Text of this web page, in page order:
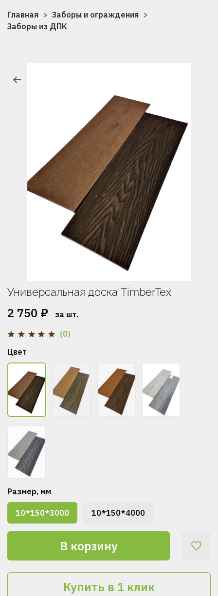
Главная
Заборы и ограждения
Заборы из ДПК
(0)
Универсальная доска TimberTex
2 750 ₽ за шт.
В корзину
Купить в 1 клик
Цвет
Размер, мм
10*150*3000 10*150*4000